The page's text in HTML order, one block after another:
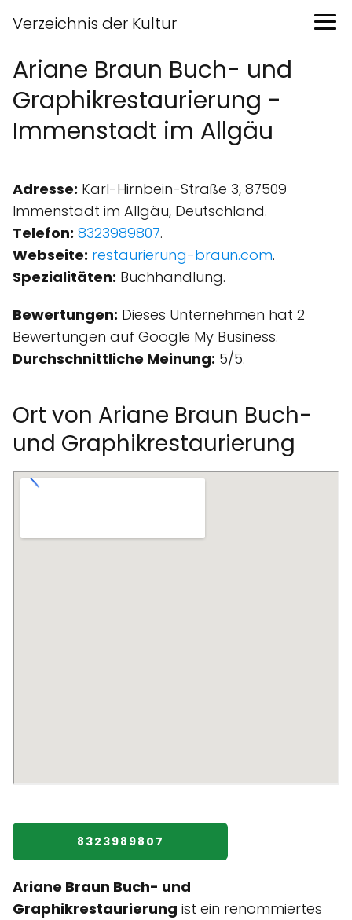
Verzeichnis der Kultur
Ariane Braun Buch- und
Graphikrestaurierung -
Immenstadt im Allgäu
Adresse: Karl-Hirnbein-Straße 3, 87509
Immenstadt im Allgäu, Deutschland.
Telefon: 8323989807.
Webseite: restaurierung-braun.com.
Spezialitäten: Buchhandlung.
Bewertungen: Dieses Unternehmen hat 2
Bewertungen auf Google My Business.
Durchschnittliche Meinung: 5/5.
Ort von Ariane Braun Buch-
und Graphikrestaurierung
8323989807
Ariane Braun Buch- und
Graphikrestaurierung ist ein renommiertes